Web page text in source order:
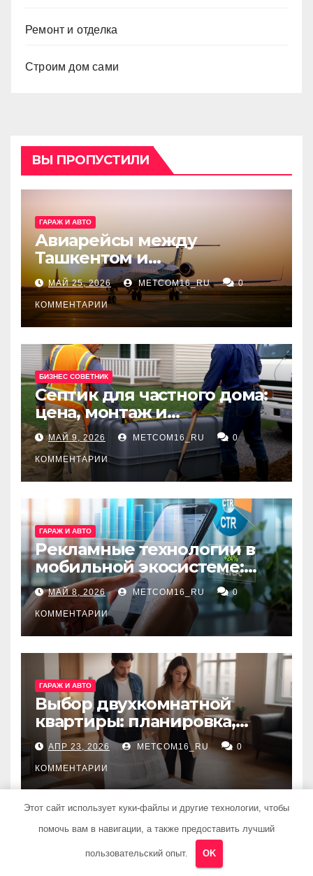
Ремонт и отделка
Строим дом сами
ВЫ ПРОПУСТИЛИ
ГАРАЖ И АВТО
Авиарейсы между
Ташкентом и
Екатеринбургом
МАЙ 25, 2026 METCOM16_RU 0
КОММЕНТАРИИ
БИЗНЕС СОВЕТНИК
Септик для частного дома:
цена, монтаж и
организация автономной
канализации
МАЙ 9, 2026 METCOM16_RU 0
КОММЕНТАРИИ
ГАРАЖ И АВТО
Рекламные технологии в
мобильной экосистеме:
ключевые сервисы и
принципы работы
МАЙ 8, 2026 METCOM16_RU 0
КОММЕНТАРИИ
ГАРАЖ И АВТО
Выбор двухкомнатной
квартиры: планировка,
состояние жилья и
проверка документов
АПР 23, 2026 METCOM16_RU 0
КОММЕНТАРИИ
Этот сайт использует куки-файлы и другие технологии, чтобы
помочь вам в навигации, а также предоставить лучший
пользовательский опыт. OK